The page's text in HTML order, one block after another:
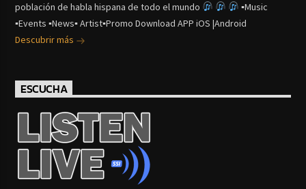
población de habla hispana de todo el mundo
▪Music
▪Events ▪News▪ Artist▪Promo Download APP iOS |Android
Descubrir más
ESCUCHA